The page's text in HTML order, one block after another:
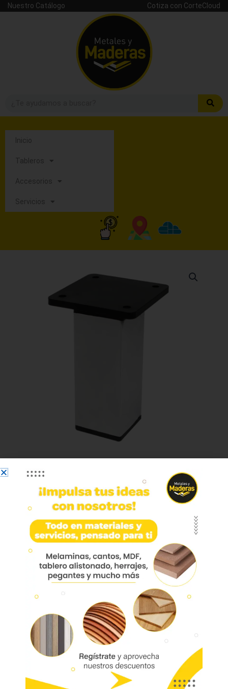
Nuestro Catálogo Cotiza con CorteCloud
Inicio
Tableros
Accesorios
Servicios
Pata 596 Acero Cromado
8cm 38×38 Mm
Pata 596 Acero Cromado 8cm 38×38 Mm Con
Nivelador Superior Hpa596-08
Aplicación: Escritorios, comedor, centros de
entretenimiento, cocina, mueble de baño, oficina
Marca:
Mobile
Código
Referencia: